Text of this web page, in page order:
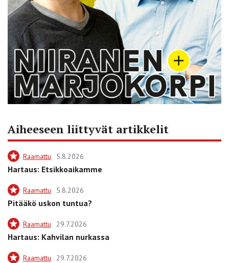
Aiheeseen liittyvät artikkelit
Raamattu 5.8.2026
Hartaus: Etsikkoaikamme
Raamattu 5.8.2026
Pitääkö uskon tuntua?
Raamattu 29.7.2026
Hartaus: Kahvilan nurkassa
Raamattu 29.7.2026